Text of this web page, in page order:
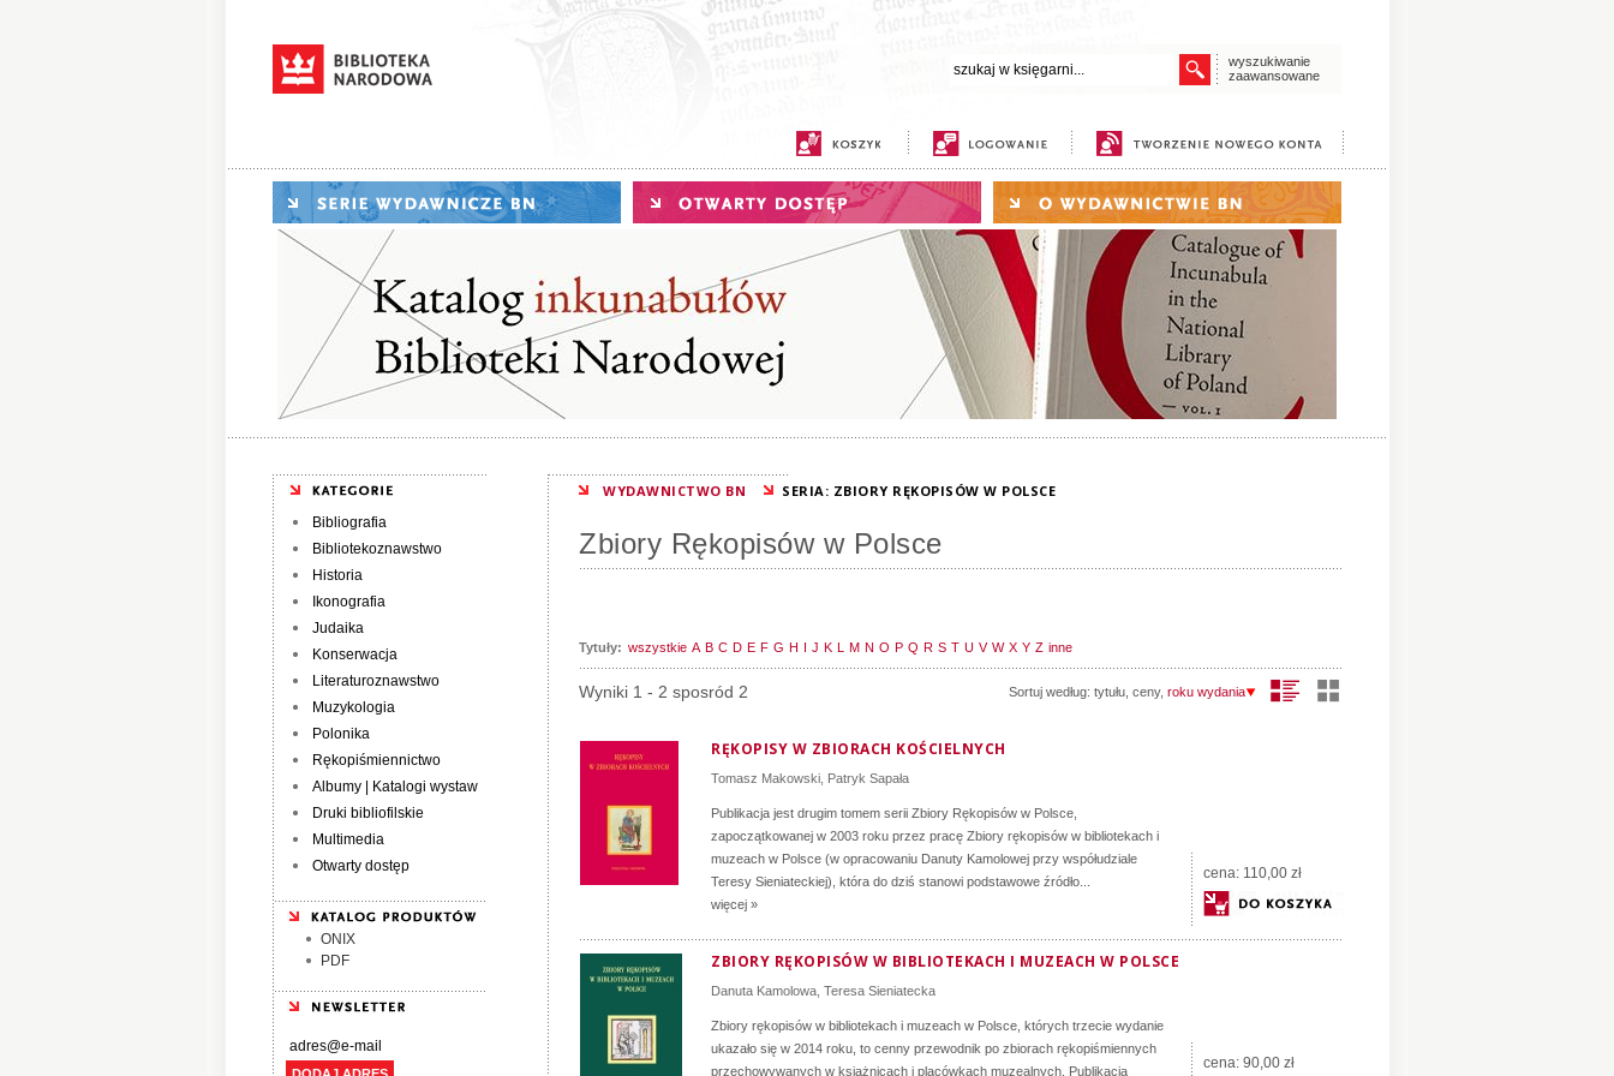
wyszukiwanie
zaawansowane
Bibliografia
Bibliotekoznawstwo
Historia
Ikonografia
Judaika
Konserwacja
Literaturoznawstwo
Muzykologia
Polonika
Rękopiśmiennictwo
Albumy | Katalogi wystaw
Druki bibliofilskie
Multimedia
Otwarty dostęp
ONIX
PDF
WYDAWNICTWO BN SERIA: ZBIORY RĘKOPISÓW W POLSCE
Zbiory Rękopisów w Polsce
Tytuły: wszystkie A B C D E F G H I J K L M N O P Q R S T U V W X Y Z inne
Sortuj według: tytułu ceny, roku wydania
Wyniki 1 - 2 sposród 2
RĘKOPISY W ZBIORACH KOŚCIELNYCH
Tomasz Makowski Patryk Sapała
Publikacja jest drugim tomem serii Zbiory Rękopisów w Polsce,
zapoczątkowanej w 2003 roku przez pracę Zbiory rękopisów w bibliotekach i
muzeach w Polsce (w opracowaniu Danuty Kamolowej przy współudziale
Teresy Sieniateckiej), która do dziś stanowi podstawowe źródło...
więcej »
cena: 110,00 zł
ZBIORY RĘKOPISÓW W BIBLIOTEKACH I MUZEACH W POLSCE
Danuta Kamolowa Teresa Sieniatecka
Zbiory rękopisów w bibliotekach i muzeach w Polsce, których trzecie wydanie
ukazało się w 2014 roku, to cenny przewodnik po zbiorach rękopiśmiennych
przechowywanych w książnicach i placówkach muzealnych. Publikacja
cena: 90,00 zł